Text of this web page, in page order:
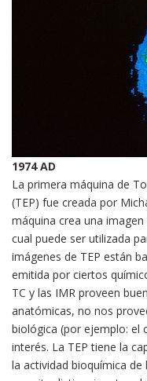
1974 AD
La primera máquina de
(TEP) fue creada por
máquina crea una
cual puede ser utilizada
imágenes de TEP están
emitida por ciertos
TC y las IMR proveen
anatómicas, no nos
biológica (por ejemplo: el
interés. La TEP tiene la
la actividad bioquímica